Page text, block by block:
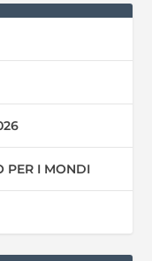
PER I MONDI